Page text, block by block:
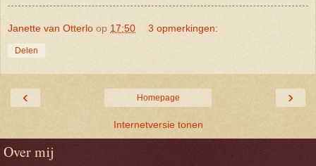
Janette van Otterlo op 17:50 3 opmerkingen:
Delen
‹ ›
Homepage
Internetversie tonen
Over mij